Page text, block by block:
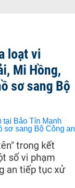
loạt vi
Mi Hồng,
sơ sang Bộ
trong kết
số vi phạm
an tiếp tục xử